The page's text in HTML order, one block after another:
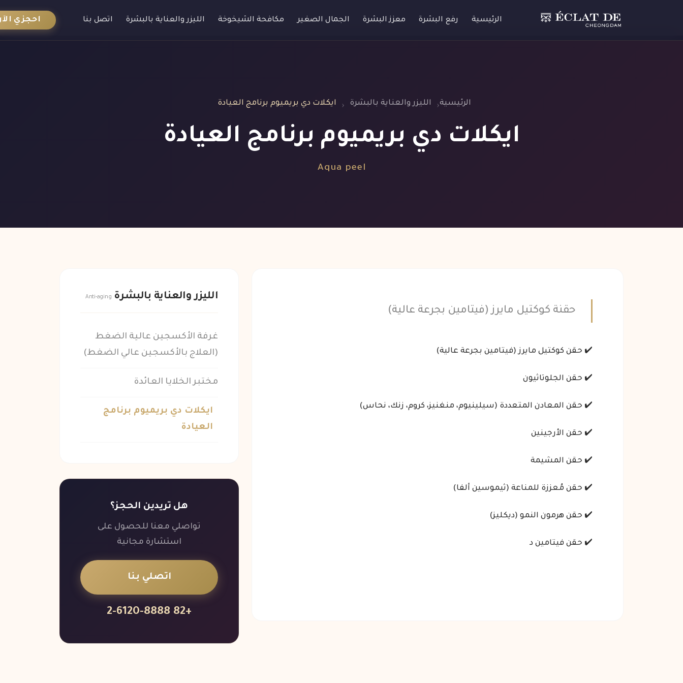
الرئيسية رفع البشرة معزز البشرة الجمال الصغير مكافحة الشيخوخة الليزر والعناية بالبشرة اتصل بنا احجزي
الرئيسية الليزر والعناية بالبشرة ايكلات دي بريميوم برنامج العيادة
ايكلات دي بريميوم برنامج العيادة
Aqua peel
حقنة كوكتيل مايرز (فيتامين بجرعة عالية)
✔️ حقن كوكتيل مايرز (فيتامين بجرعة عالية)
✔️ حقن الجلوتاثيون
✔️ حقن المعادن المتعددة (سيلينيوم، منغنيز، كروم، زنك، نحاس)
✔️ حقن الأرجينين
✔️ حقن المشيمة
✔️ حقن مُعززة للمناعة (ثيموسين ألفا)
✔️ حقن هرمون النمو (ديكليز)
✔️ حقن فيتامين د
الليزر والعناية بالبشرة Anti-aging
غرفة الأكسجين عالية الضغط
(العلاج بالأكسجين عالي الضغط)
مختبر الخلايا العائدة
ايكلات دي بريميوم برنامج
العيادة
هل تريدين الحجز؟
تواصلي معنا للحصول على
استشارة مجانية
اتصلي بنا
+82 2-6120-8888